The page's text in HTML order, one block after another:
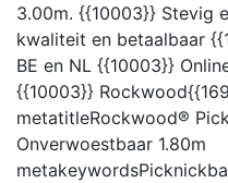
3.00m. {{10003}} Stevig
kwaliteit en betaalbaar
BE en NL {{10003}}
{{10003}}
metatitleRockwood®
Onverwoestbaar 1.80m
metakeywords